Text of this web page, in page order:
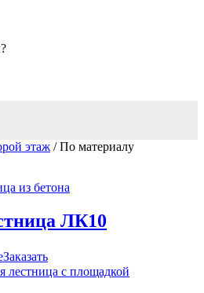
этаж / По материалу
ЛК10
Заказать